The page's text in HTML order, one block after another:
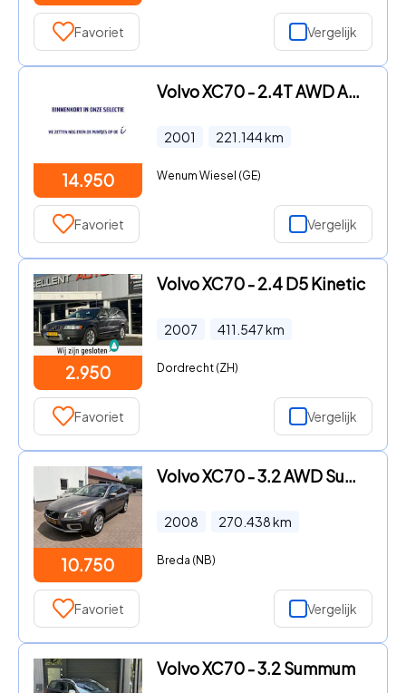
Favoriet Vergelijk
14.950
Volvo XC70 - 2.4T AWD AUTOMAAT YOUNGTIMER incl. 21% BTW
2001 221.144km
Wenum Wiesel (GE)
Favoriet Vergelijk
2.950
Volvo XC70 - 2.4 D5 Kinetic
2007 411.547km
Dordrecht (ZH)
Favoriet Vergelijk
10.750
Volvo XC70 - 3.2 AWD Summum
2008 270.438km
Breda (NB)
Favoriet Vergelijk
Volvo XC70 - 3.2 Summum